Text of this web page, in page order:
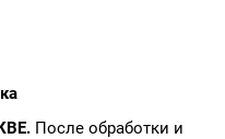
После обработки и